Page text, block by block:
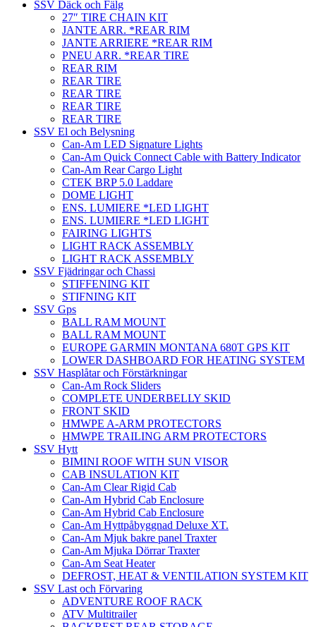
SSV Däck och Fälg
27″ TIRE CHAIN KIT
JANTE ARR. *REAR RIM
JANTE ARRIERE *REAR RIM
PNEU ARR. *REAR TIRE
REAR RIM
REAR TIRE
REAR TIRE
REAR TIRE
REAR TIRE
SSV El och Belysning
Can-Am LED Signature Lights
Can-Am Quick Connect Cable with Battery Indicator
Can-Am Rear Cargo Light
CTEK BRP 5.0 Laddare
DOME LIGHT
ENS. LUMIERE *LED LIGHT
ENS. LUMIERE *LED LIGHT
FAIRING LIGHTS
LIGHT RACK ASSEMBLY
LIGHT RACK ASSEMBLY
SSV Fjädringar och Chassi
STIFFENING KIT
STIFNING KIT
SSV Gps
BALL RAM MOUNT
BALL RAM MOUNT
EUROPE GARMIN MONTANA 680T GPS KIT
LOWER DASHBOARD FOR HEATING SYSTEM
SSV Hasplåtar och Förstärkningar
Can-Am Rock Sliders
COMPLETE UNDERBELLY SKID
FRONT SKID
HMWPE A-ARM PROTECTORS
HMWPE TRAILING ARM PROTECTORS
SSV Hytt
BIMINI ROOF WITH SUN VISOR
CAB INSULATION KIT
Can-Am Clear Rigid Cab
Can-Am Hybrid Cab Enclosure
Can-Am Hybrid Cab Enclosure
Can-Am Hyttpåbyggnad Deluxe XT.
Can-Am Mjuk bakre panel Traxter
Can-Am Mjuka Dörrar Traxter
Can-Am Seat Heater
DEFROST, HEAT & VENTILATION SYSTEM KIT
SSV Last och Förvaring
ADVENTURE ROOF RACK
ATV Multitrailer